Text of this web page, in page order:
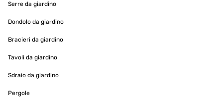
Serre da giardino
Dondolo da giardino
Bracieri da giardino
Tavoli da giardino
Sdraio da giardino
Pergole